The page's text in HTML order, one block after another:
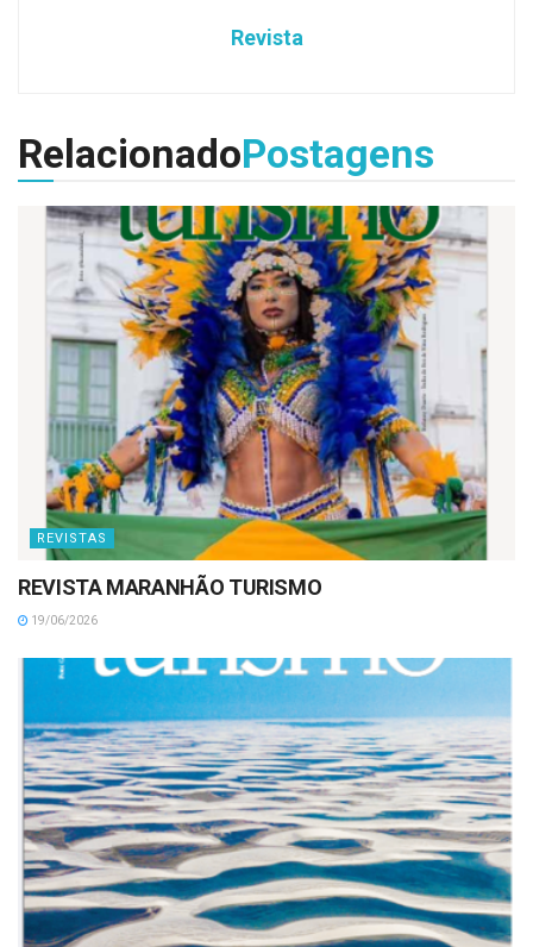
Revista
RelacionadoPostagens
REVISTAS
REVISTA MARANHÃO TURISMO
19/06/2026